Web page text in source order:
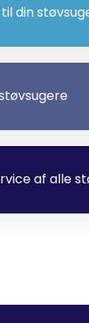
din
af alle